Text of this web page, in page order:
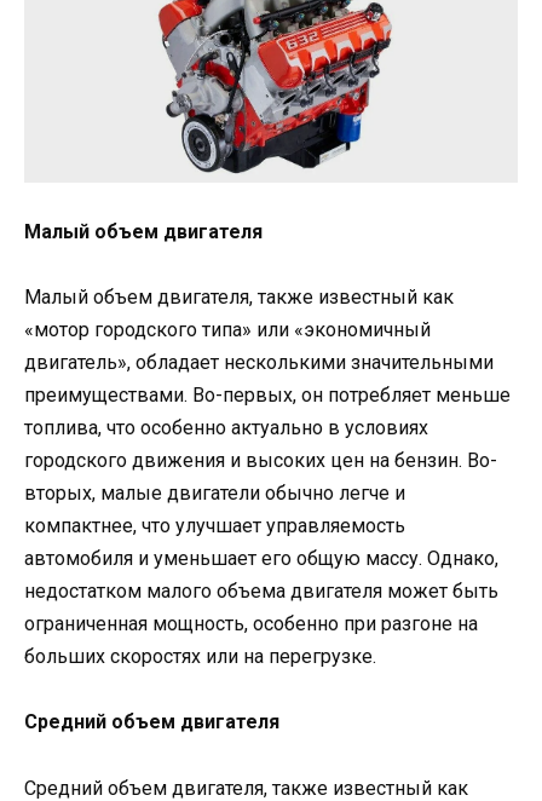
Малый объем двигателя
Малый объем двигателя, также известный как
«мотор городского типа» или «экономичный
двигатель», обладает несколькими значительными
преимуществами. Во-первых, он потребляет меньше
топлива, что особенно актуально в условиях
городского движения и высоких цен на бензин. Во-
вторых, малые двигатели обычно легче и
компактнее, что улучшает управляемость
автомобиля и уменьшает его общую массу. Однако,
недостатком малого объема двигателя может быть
ограниченная мощность, особенно при разгоне на
больших скоростях или на перегрузке.
Средний объем двигателя
Средний объем двигателя, также известный как